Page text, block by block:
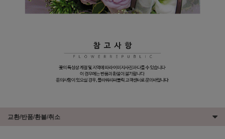
교환/반품/환불/취소